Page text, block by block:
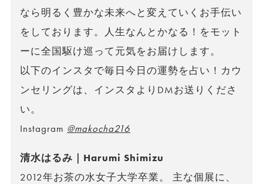
なら明るく豊かな未来へと変えていくお手伝い
をしております。人生なんとかなる！をモット
ーに全国駆け巡って元気をお届けします。
以下のインスタで毎日今日の運勢を占い！カウ
ンセリングは、インスタよりDMお送りくださ
い。
Instagram @makocha216
清水はるみ｜Harumi Shimizu
2012年お茶の水女子大学卒業。 主な個展に、